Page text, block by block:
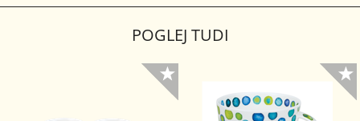
POGLEJ TUDI